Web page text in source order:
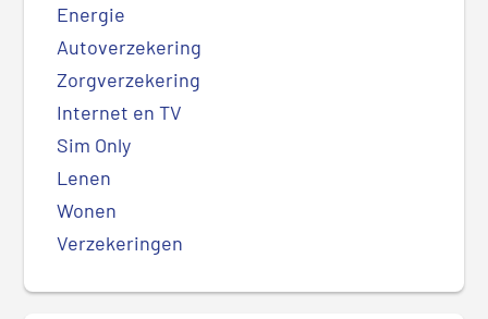
Energie
Autoverzekering
Zorgverzekering
Internet en TV
Sim Only
Lenen
Wonen
Verzekeringen